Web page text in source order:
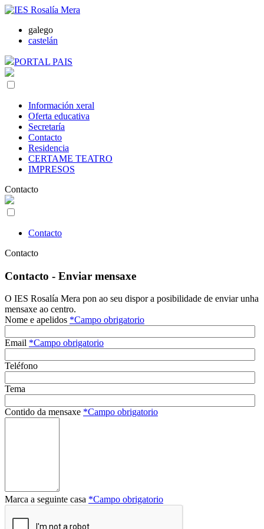
galego
castelán
PORTAL PAIS
Información xeral
Oferta educativa
Secretaría
Contacto
Residencia
CERTAME TEATRO
IMPRESOS
Contacto
Contacto
Contacto
Contacto - Enviar mensaxe
O IES Rosalía Mera pon ao seu dispor a posibilidade de enviar unha
mensaxe ao centro.
Nome e apelidos *Campo obrigatorio
Email *Campo obrigatorio
Teléfono
Tema
Contido da mensaxe *Campo obrigatorio
Marca a seguinte casa *Campo obrigatorio